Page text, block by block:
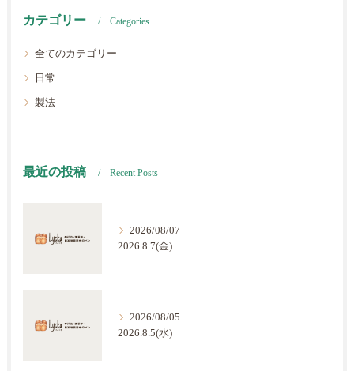
カテゴリー Categories
全てのカテゴリー
日常
製法
最近の投稿 Recent Posts
2026/08/07
2026.8.7(金)
2026/08/05
2026.8.5(水)